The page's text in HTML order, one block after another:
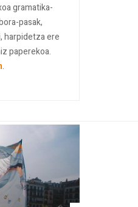
gramatika-
pasak,
harpidetza ere
paperekoa.
.